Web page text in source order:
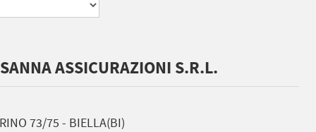
ASSICURAZIONI S.R.L.
73/75 - BIELLA(BI)